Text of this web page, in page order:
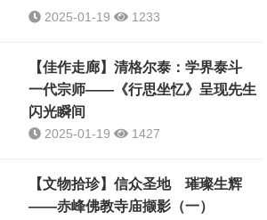
2025-01-19 1233
【佳作走廊】清格尔泰：学界泰斗
一代宗师——《行思坐忆》呈现先生
闪光瞬间
2025-01-19 1427
【文物拾珍】信众圣地 璀璨生辉
——赤峰佛教寺庙撷影（一）